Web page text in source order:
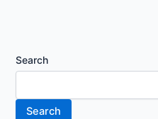
Search
Search